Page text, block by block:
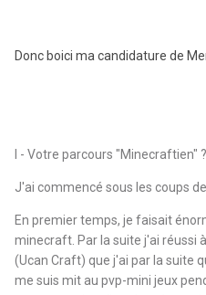
Donc boici ma candidature de
I - Votre parcours "Minecraftien" ?
J'ai commencé sous les coups
En premier temps, je faisait
minecraft. Par la suite j'ai réussi
(Ucan Craft) que j'ai par la suite
me suis mit au pvp-mini jeux